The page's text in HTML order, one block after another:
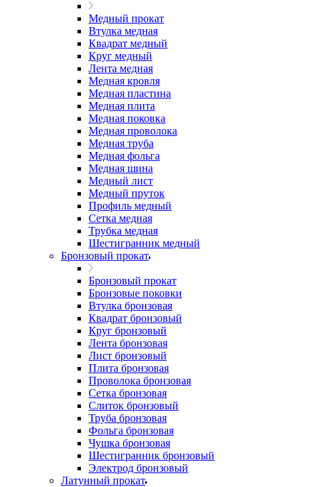
Медный прокат
Втулка медная
Квадрат медный
Круг медный
Лента медная
Медная кровля
Медная пластина
Медная плита
Медная поковка
Медная проволока
Медная труба
Медная фольга
Медная шина
Медный лист
Медный пруток
Профиль медный
Сетка медная
Трубка медная
Шестигранник медный
Бронзовый прокат
Бронзовый прокат
Бронзовые поковки
Втулка бронзовая
Квадрат бронзовый
Круг бронзовый
Лента бронзовая
Лист бронзовый
Плита бронзовая
Проволока бронзовая
Сетка бронзовая
Слиток бронзовый
Труба бронзовая
Фольга бронзовая
Чушка бронзовая
Шестигранник бронзовый
Электрод бронзовый
Латунный прокат